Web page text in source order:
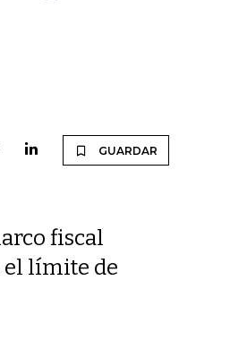
GUARDAR
fiscal
el límite de